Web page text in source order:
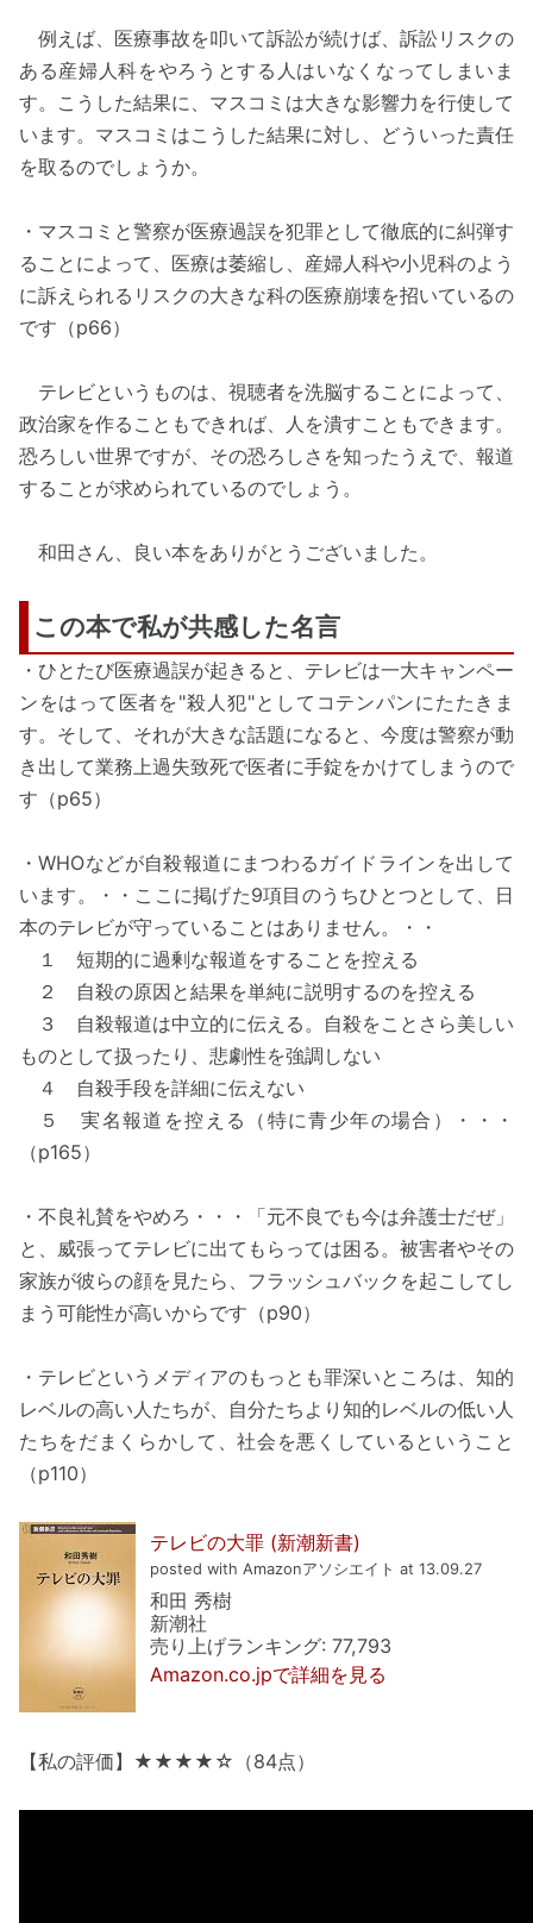
例えば、医療事故を叩いて訴訟が続けば、訴訟リスクの
ある産婦人科をやろうとする人はいなくなってしまいま
す。こうした結果に、マスコミは大きな影響力を行使して
います。マスコミはこうした結果に対し、どういった責任
を取るのでしょうか。
・マスコミと警察が医療過誤を犯罪として徹底的に糾弾す
ることによって、医療は萎縮し、産婦人科や小児科のよう
に訴えられるリスクの大きな科の医療崩壊を招いているの
です（p66）
テレビというものは、視聴者を洗脳することによって、
政治家を作ることもできれば、人を潰すこともできます。
恐ろしい世界ですが、その恐ろしさを知ったうえで、報道
することが求められているのでしょう。
和田さん、良い本をありがとうございました。
この本で私が共感した名言
・ひとたび医療過誤が起きると、テレビは一大キャンペー
ンをはって医者を"殺人犯"としてコテンパンにたたきま
す。そして、それが大きな話題になると、今度は警察が動
き出して業務上過失致死で医者に手錠をかけてしまうので
す（p65）
・WHOなどが自殺報道にまつわるガイドラインを出して
います。・・ここに掲げた9項目のうちひとつとして、日
本のテレビが守っていることはありません。・・
１ 短期的に過剰な報道をすることを控える
２ 自殺の原因と結果を単純に説明するのを控える
３ 自殺報道は中立的に伝える。自殺をことさら美しい
ものとして扱ったり、悲劇性を強調しない
４ 自殺手段を詳細に伝えない
５ 実名報道を控える（特に青少年の場合）・・・
（p165）
・不良礼賛をやめろ・・・「元不良でも今は弁護士だぜ」
と、威張ってテレビに出てもらっては困る。被害者やその
家族が彼らの顔を見たら、フラッシュバックを起こしてし
まう可能性が高いからです（p90）
・テレビというメディアのもっとも罪深いところは、知的
レベルの高い人たちが、自分たちより知的レベルの低い人
たちをだまくらかして、社会を悪くしているということ
（p110）
テレビの大罪 (新潮新書)
posted with Amazonアソシエイト at 13.09.27
和田 秀樹
新潮社
売り上げランキング: 77,793
Amazon.co.jpで詳細を見る
【私の評価】★★★★☆（84点）